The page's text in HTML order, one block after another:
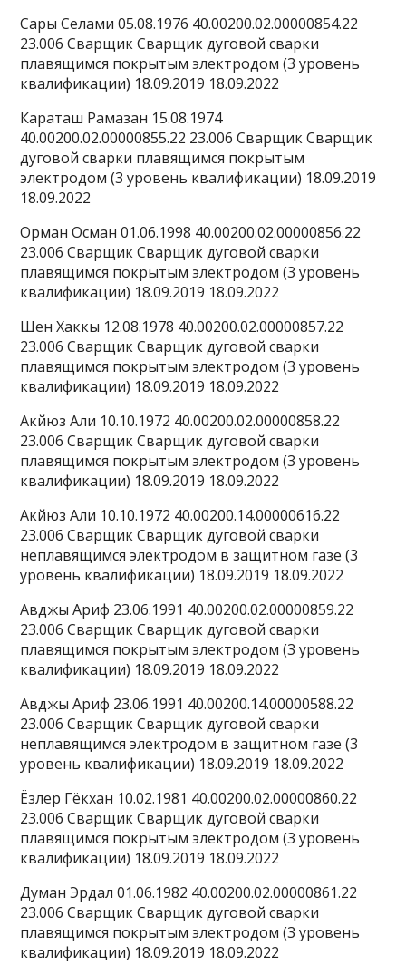
Сары Селами 05.08.1976 40.00200.02.00000854.22
23.006 Сварщик Сварщик дуговой сварки
плавящимся покрытым электродом (3 уровень
квалификации) 18.09.2019 18.09.2022
Караташ Рамазан 15.08.1974
40.00200.02.00000855.22 23.006 Сварщик Сварщик
дуговой сварки плавящимся покрытым
электродом (3 уровень квалификации) 18.09.2019
18.09.2022
Орман Осман 01.06.1998 40.00200.02.00000856.22
23.006 Сварщик Сварщик дуговой сварки
плавящимся покрытым электродом (3 уровень
квалификации) 18.09.2019 18.09.2022
Шен Хаккы 12.08.1978 40.00200.02.00000857.22
23.006 Сварщик Сварщик дуговой сварки
плавящимся покрытым электродом (3 уровень
квалификации) 18.09.2019 18.09.2022
Акйюз Али 10.10.1972 40.00200.02.00000858.22
23.006 Сварщик Сварщик дуговой сварки
плавящимся покрытым электродом (3 уровень
квалификации) 18.09.2019 18.09.2022
Акйюз Али 10.10.1972 40.00200.14.00000616.22
23.006 Сварщик Сварщик дуговой сварки
неплавящимся электродом в защитном газе (3
уровень квалификации) 18.09.2019 18.09.2022
Авджы Ариф 23.06.1991 40.00200.02.00000859.22
23.006 Сварщик Сварщик дуговой сварки
плавящимся покрытым электродом (3 уровень
квалификации) 18.09.2019 18.09.2022
Авджы Ариф 23.06.1991 40.00200.14.00000588.22
23.006 Сварщик Сварщик дуговой сварки
неплавящимся электродом в защитном газе (3
уровень квалификации) 18.09.2019 18.09.2022
Ёзлер Гёкхан 10.02.1981 40.00200.02.00000860.22
23.006 Сварщик Сварщик дуговой сварки
плавящимся покрытым электродом (3 уровень
квалификации) 18.09.2019 18.09.2022
Думан Эрдал 01.06.1982 40.00200.02.00000861.22
23.006 Сварщик Сварщик дуговой сварки
плавящимся покрытым электродом (3 уровень
квалификации) 18.09.2019 18.09.2022